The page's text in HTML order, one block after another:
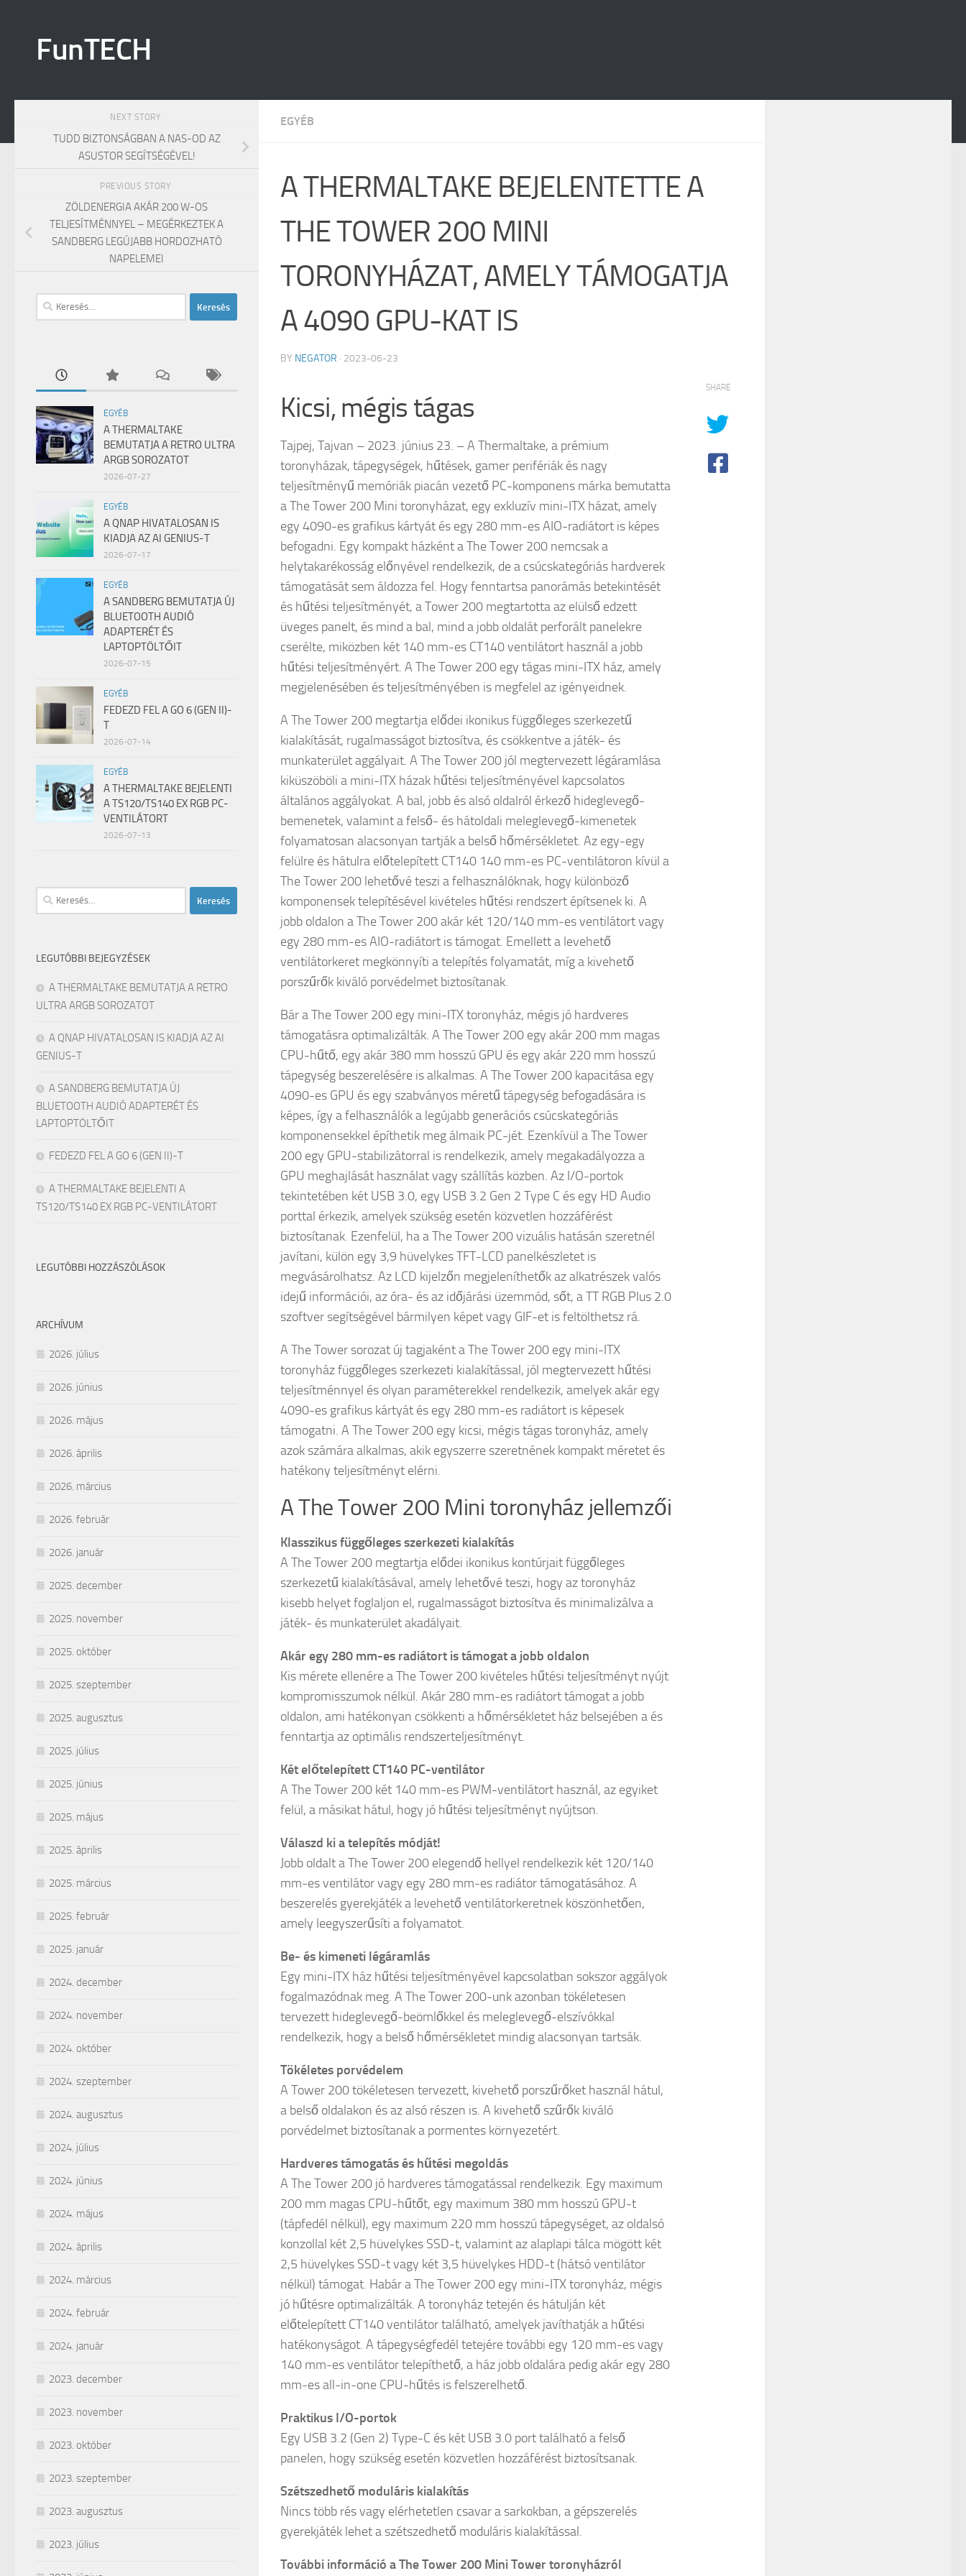
FunTECH
EGYÉB
A THERMALTAKE BEJELENTETTE A
THE TOWER 200 MINI
TORONYHÁZAT, AMELY TÁMOGATJA
A 4090 GPU-KAT IS
BY NEGATOR · 2023-06-23
Kicsi, mégis tágas
Tajpej, Tajvan – 2023. június 23. – A Thermaltake, a prémium
toronyházak, tápegységek, hűtések, gamer perifériák és nagy
teljesítményű memóriák piacán vezető PC-komponens márka bemutatta
a The Tower 200 Mini toronyházat, egy exkluzív mini-ITX házat, amely
egy 4090-es grafikus kártyát és egy 280 mm-es AIO-radiátort is képes
befogadni. Egy kompakt házként a The Tower 200 nemcsak a
helytakarékosság előnyével rendelkezik, de a csúcskategóriás hardverek
támogatását sem áldozza fel. Hogy fenntartsa panorámás betekintését
és hűtési teljesítményét, a Tower 200 megtartotta az elülső edzett
üveges panelt, és mind a bal, mind a jobb oldalát perforált panelekre
cserélte, miközben két 140 mm-es CT140 ventilátort használ a jobb
hűtési teljesítményért. A The Tower 200 egy tágas mini-ITX ház, amely
megjelenésében és teljesítményében is megfelel az igényeidnek.
A The Tower 200 megtartja elődei ikonikus függőleges szerkezetű
kialakítását, rugalmasságot biztosítva, és csökkentve a játék- és
munkaterület aggályait. A The Tower 200 jól megtervezett légáramlása
kiküszöböli a mini-ITX házak hűtési teljesítményével kapcsolatos
általános aggályokat. A bal, jobb és alsó oldalról érkező hideglevegő-
bemenetek, valamint a felső- és hátoldali meleglevegő-kimenetek
folyamatosan alacsonyan tartják a belső hőmérsékletet. Az egy-egy
felülre és hátulra előtelepített CT140 140 mm-es PC-ventilátoron kívül a
The Tower 200 lehetővé teszi a felhasználóknak, hogy különböző
komponensek telepítésével kivételes hűtési rendszert építsenek ki. A
jobb oldalon a The Tower 200 akár két 120/140 mm-es ventilátort vagy
egy 280 mm-es AIO-radiátort is támogat. Emellett a levehető
ventilátorkeret megkönnyíti a telepítés folyamatát, míg a kivehető
porszűrők kiváló porvédelmet biztosítanak.
Bár a The Tower 200 egy mini-ITX toronyház, mégis jó hardveres
támogatásra optimalizálták. A The Tower 200 egy akár 200 mm magas
CPU-hűtő, egy akár 380 mm hosszú GPU és egy akár 220 mm hosszú
tápegység beszerelésére is alkalmas. A The Tower 200 kapacitása egy
4090-es GPU és egy szabványos méretű tápegység befogadására is
képes, így a felhasználók a legújabb generációs csúcskategóriás
komponensekkel építhetik meg álmaik PC-jét. Ezenkívül a The Tower
200 egy GPU-stabilizátorral is rendelkezik, amely megakadályozza a
GPU meghajlását használat vagy szállítás közben. Az I/O-portok
tekintetében két USB 3.0, egy USB 3.2 Gen 2 Type C és egy HD Audio
porttal érkezik, amelyek szükség esetén közvetlen hozzáférést
biztosítanak. Ezenfelül, ha a The Tower 200 vizuális hatásán szeretnél
javítani, külön egy 3,9 hüvelykes TFT-LCD panelkészletet is
megvásárolhatsz. Az LCD kijelzőn megjeleníthetők az alkatrészek valós
idejű információi, az óra- és az időjárási üzemmód, sőt, a TT RGB Plus 2.0
szoftver segítségével bármilyen képet vagy GIF-et is feltölthetsz rá.
A The Tower sorozat új tagjaként a The Tower 200 egy mini-ITX
toronyház függőleges szerkezeti kialakítással, jól megtervezett hűtési
teljesítménnyel és olyan paraméterekkel rendelkezik, amelyek akár egy
4090-es grafikus kártyát és egy 280 mm-es radiátort is képesek
támogatni. A The Tower 200 egy kicsi, mégis tágas toronyház, amely
azok számára alkalmas, akik egyszerre szeretnének kompakt méretet és
hatékony teljesítményt elérni.
A The Tower 200 Mini toronyház jellemzői
Klasszikus függőleges szerkezeti kialakítás
A The Tower 200 megtartja elődei ikonikus kontúrjait függőleges
szerkezetű kialakításával, amely lehetővé teszi, hogy az toronyház
kisebb helyet foglaljon el, rugalmasságot biztosítva és minimalizálva a
játék- és munkaterület akadályait.
Akár egy 280 mm-es radiátort is támogat a jobb oldalon
Kis mérete ellenére a The Tower 200 kivételes hűtési teljesítményt nyújt
kompromisszumok nélkül. Akár 280 mm-es radiátort támogat a jobb
oldalon, ami hatékonyan csökkenti a hőmérsékletet ház belsejében a és
fenntartja az optimális rendszerteljesítményt.
Két előtelepített CT140 PC-ventilátor
A The Tower 200 két 140 mm-es PWM-ventilátort használ, az egyiket
felül, a másikat hátul, hogy jó hűtési teljesítményt nyújtson.
Válaszd ki a telepítés módját!
Jobb oldalt a The Tower 200 elegendő hellyel rendelkezik két 120/140
mm-es ventilátor vagy egy 280 mm-es radiátor támogatásához. A
beszerelés gyerekjáték a levehető ventilátorkeretnek köszönhetően,
amely leegyszerűsíti a folyamatot.
Be- és kimeneti légáramlás
Egy mini-ITX ház hűtési teljesítményével kapcsolatban sokszor aggályok
fogalmazódnak meg. A The Tower 200-unk azonban tökéletesen
tervezett hideglevegő-beömlőkkel és meleglevegő-elszívókkal
rendelkezik, hogy a belső hőmérsékletet mindig alacsonyan tartsák.
Tökéletes porvédelem
A Tower 200 tökéletesen tervezett, kivehető porszűrőket használ hátul,
a belső oldalakon és az alsó részen is. A kivehető szűrők kiváló
porvédelmet biztosítanak a pormentes környezetért.
Hardveres támogatás és hűtési megoldás
A The Tower 200 jó hardveres támogatással rendelkezik. Egy maximum
200 mm magas CPU-hűtőt, egy maximum 380 mm hosszú GPU-t
(tápfedél nélkül), egy maximum 220 mm hosszú tápegységet, az oldalsó
konzollal két 2,5 hüvelykes SSD-t, valamint az alaplapi tálca mögött két
2,5 hüvelykes SSD-t vagy két 3,5 hüvelykes HDD-t (hátsó ventilátor
nélkül) támogat. Habár a The Tower 200 egy mini-ITX toronyház, mégis
jó hűtésre optimalizálták. A toronyház tetején és hátulján két
előtelepített CT140 ventilátor található, amelyek javíthatják a hűtési
hatékonyságot. A tápegységfedél tetejére további egy 120 mm-es vagy
140 mm-es ventilátor telepíthető, a ház jobb oldalára pedig akár egy 280
mm-es all-in-one CPU-hűtés is felszerelhető.
Praktikus I/O-portok
Egy USB 3.2 (Gen 2) Type-C és két USB 3.0 port található a felső
panelen, hogy szükség esetén közvetlen hozzáférést biztosítsanak.
Szétszedhető moduláris kialakítás
Nincs több rés vagy elérhetetlen csavar a sarkokban, a gépszerelés
gyerekjáték lehet a szétszedhető moduláris kialakítással.
További információ a The Tower 200 Mini Tower toronyházról
SHARE
NEXT STORY
TUDD BIZTONSÁGBAN A NAS-OD AZ
ASUSTOR SEGÍTSÉGÉVEL!
PREVIOUS STORY
ZÖLDENERGIA AKÁR 200 W-OS
TELJESÍTMÉNNYEL – MEGÉRKEZTEK A
SANDBERG LEGÚJABB HORDOZHATÓ
NAPELEMEI
Keresés:
EGYÉB
A THERMALTAKE
BEMUTATJA A RETRO ULTRA
ARGB SOROZATOT
2026-07-27
EGYÉB
A QNAP HIVATALOSAN IS
KIADJA AZ AI GENIUS-T
2026-07-17
EGYÉB
A SANDBERG BEMUTATJA ÚJ
BLUETOOTH AUDIÓ
ADAPTERÉT ÉS
LAPTOPTÖLTŐIT
2026-07-15
EGYÉB
FEDEZD FEL A GO 6 (GEN II)-
T
2026-07-14
EGYÉB
A THERMALTAKE BEJELENTI
A TS120/TS140 EX RGB PC-
VENTILÁTORT
2026-07-13
Keresés:
LEGUTÓBBI BEJEGYZÉSEK
A THERMALTAKE BEMUTATJA A RETRO
ULTRA ARGB SOROZATOT
A QNAP HIVATALOSAN IS KIADJA AZ AI
GENIUS-T
A SANDBERG BEMUTATJA ÚJ
BLUETOOTH AUDIÓ ADAPTERÉT ÉS
LAPTOPTÖLTŐIT
FEDEZD FEL A GO 6 (GEN II)-T
A THERMALTAKE BEJELENTI A
TS120/TS140 EX RGB PC-VENTILÁTORT
LEGUTÓBBI HOZZÁSZÓLÁSOK
ARCHÍVUM
2026. július
2026. június
2026. május
2026. április
2026. március
2026. február
2026. január
2025. december
2025. november
2025. október
2025. szeptember
2025. augusztus
2025. július
2025. június
2025. május
2025. április
2025. március
2025. február
2025. január
2024. december
2024. november
2024. október
2024. szeptember
2024. augusztus
2024. július
2024. június
2024. május
2024. április
2024. március
2024. február
2024. január
2023. december
2023. november
2023. október
2023. szeptember
2023. augusztus
2023. július